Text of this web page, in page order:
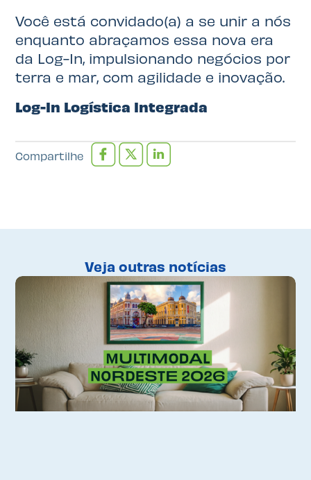
Você está convidado(a) a se unir a nós
enquanto abraçamos essa nova era
da Log-In, impulsionando negócios por
terra e mar, com agilidade e inovação.
Log-In Logística Integrada
Compartilhe
Veja outras notícias